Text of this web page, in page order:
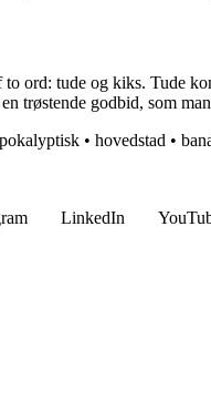
to ord: tude og kiks. Tude
trøstende godbid, som
• hovedstad •
LinkedIn